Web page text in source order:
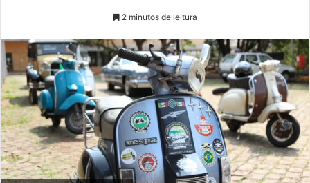
2 minutos de leitura